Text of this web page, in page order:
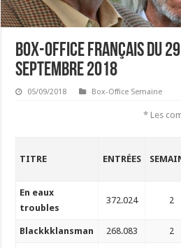
Box-office français du
septembre 2018
05/09/2018 Box-Office Semaine
* Les
TITRE ENTRÉES
En eaux
troubles
372.024 2
Blackkklansman 268.083 2